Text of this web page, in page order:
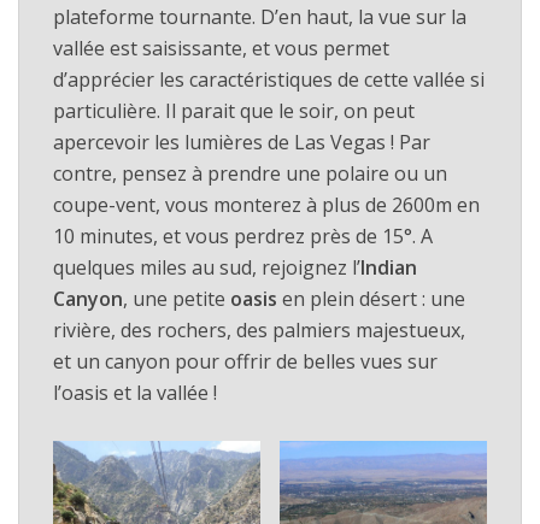
plateforme tournante. D’en haut, la vue sur la
vallée est saisissante, et vous permet
d’apprécier les caractéristiques de cette vallée si
particulière. Il parait que le soir, on peut
apercevoir les lumières de Las Vegas ! Par
contre, pensez à prendre une polaire ou un
coupe-vent, vous monterez à plus de 2600m en
10 minutes, et vous perdrez près de 15°. A
quelques miles au sud, rejoignez l’Indian
Canyon, une petite oasis en plein désert : une
rivière, des rochers, des palmiers majestueux,
et un canyon pour offrir de belles vues sur
l’oasis et la vallée !